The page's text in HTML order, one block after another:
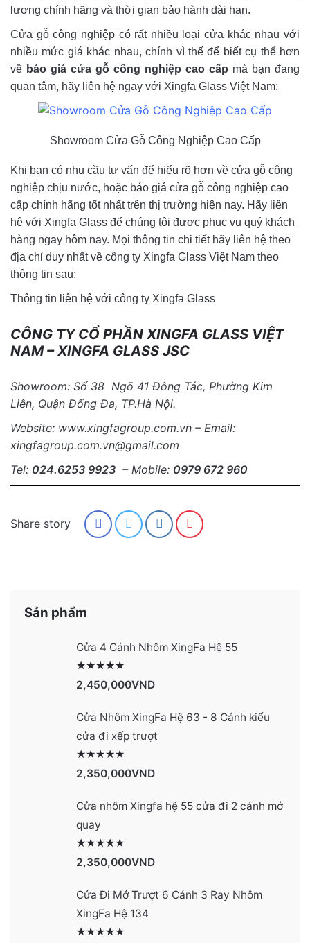
lượng chính hãng và thời gian bảo hành dài hạn.
Cửa gỗ công nghiệp có rất nhiều loại cửa khác nhau với
nhiều mức giá khác nhau, chính vì thế để biết cụ thể hơn
về báo giá cửa gỗ công nghiệp cao cấp mà bạn đang
quan tâm, hãy liên hệ ngay với Xingfa Glass Việt Nam:
Showroom Cửa Gỗ Công Nghiệp Cao Cấp
Khi bạn có nhu cầu tư vấn để hiểu rõ hơn về cửa gỗ công
nghiệp chịu nước, hoặc báo giá cửa gỗ công nghiệp cao
cấp chính hãng tốt nhất trên thị trường hiện nay. Hãy liên
hệ với Xingfa Glass để chúng tôi được phục vụ quý khách
hàng ngay hôm nay. Mọi thông tin chi tiết hãy liên hệ theo
địa chỉ duy nhất về công ty Xingfa Glass Việt Nam theo
thông tin sau:
Thông tin liên hệ với công ty Xingfa Glass
CÔNG TY CỔ PHẦN XINGFA GLASS VIỆT
NAM – XINGFA GLASS JSC
Showroom: Số 38 Ngõ 41 Đông Tác, Phường Kim
Liên, Quận Đống Đa, TP.Hà Nội.
Website: www.xingfagroup.com.vn – Email:
xingfagroup.com.vn@gmail.com
Tel: 024.6253 9923 – Mobile: 0979 672 960
Share story
Sản phẩm
Cửa 4 Cánh Nhôm XingFa Hệ 55
2,450,000VND
Cửa Nhôm XingFa Hệ 63 - 8 Cánh kiểu
cửa đi xếp trượt
2,350,000VND
Cửa nhôm Xingfa hệ 55 cửa đi 2 cánh mở
quay
2,350,000VND
Cửa Đi Mở Trượt 6 Cánh 3 Ray Nhôm
XingFa Hệ 134